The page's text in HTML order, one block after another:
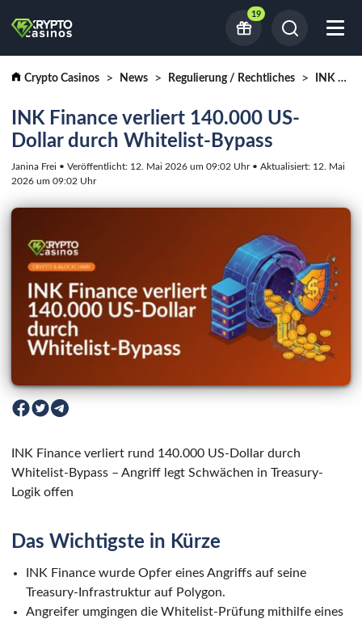
19
Crypto Casinos News Regulierung / Rechtliches INK Finance verliert 140.000 US-Dollar durch Whitelist-Bypass
INK Finance verliert 140.000 US-
Dollar durch Whitelist-Bypass
Janina Frei • Veröffentlicht: 12. Mai 2026 um 09:02 Uhr • Aktualisiert: 12. Mai
2026 um 09:02 Uhr
INK Finance verliert rund 140.000 US-Dollar durch
Whitelist-Bypass – Angriff legt Schwächen in Treasury-
Logik offen
Das Wichtigste in Kürze
INK Finance wurde Opfer eines Angriffs auf seine
Treasury-Infrastruktur auf Polygon.
Angreifer umgingen die Whitelist-Prüfung mithilfe eines